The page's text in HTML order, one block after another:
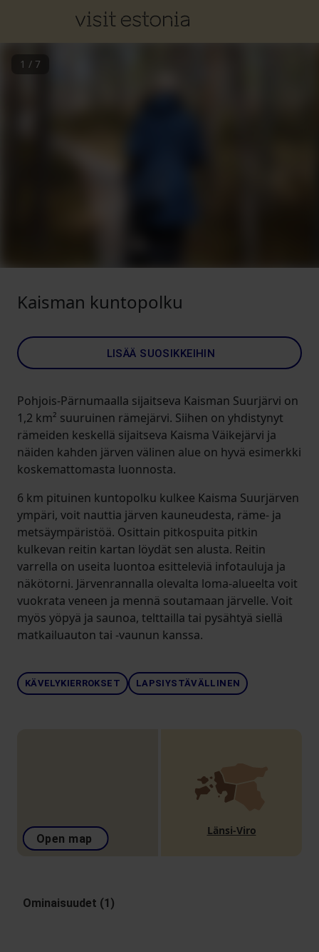
1 / 7
Kaisman kuntopolku
LISÄÄ SUOSIKKEIHIN
Pohjois-Pärnumaalla sijaitseva Kaisman Suurjärvi on
1,2 km² suuruinen rämejärvi. Siihen on yhdistynyt
rämeiden keskellä sijaitseva Kaisma Väikejärvi ja
näiden kahden järven välinen alue on hyvä esimerkki
koskemattomasta luonnosta.
6 km pituinen kuntopolku kulkee Kaisma Suurjärven
ympäri, voit nauttia järven kauneudesta, räme- ja
metsäympäristöä. Osittain pitkospuita pitkin
kulkevan reitin kartan löydät sen alusta. Reitin
varrella on useita luontoa esitteleviä infotauluja ja
näkötorni. Järvenrannalla olevalta loma-alueelta voit
vuokrata veneen ja mennä soutamaan järvelle. Voit
myös yöpyä ja saunoa, telttailla tai pysähtyä siellä
matkailuauton tai -vaunun kanssa.
KÄVELYKIERROKSET LAPSIYSTÄVÄLLINEN
Open map
Länsi-Viro
Ominaisuudet (1)